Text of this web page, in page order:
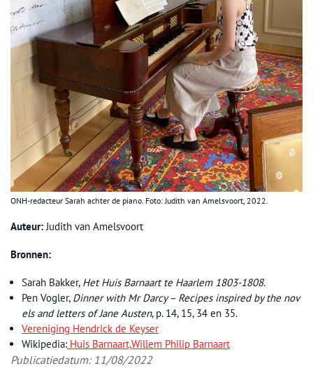
ONH-redacteur Sarah achter de piano. Foto: Judith van Amelsvoort, 2022.
Auteur: Judith van Amelsvoort
Bronnen:
Sarah Bakker, Het Huis Barnaart te Haarlem 1803-1808.
Pen Vogler, Dinner with Mr Darcy – Recipes inspired by the nov
els and letters of Jane Austen, p. 14, 15, 34 en 35.
Vereniging Hendrick de Keyser
Wikipedia: Huis Barnaart,Willem Philip Barnaart
Publicatiedatum: 11/08/2022